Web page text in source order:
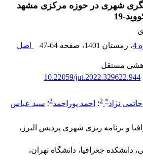
شهری در حوزه مرکزی مشهد
19
، زمستان 1401 ، صفحه 47-64
اصل
مستقل
10.22059/jut.2022.329622.944
نژاد*
2؛ احمد پوراحمد2؛ سید عباس
و برنامه ریزی شهری پردیس البرز،
دانشکده جغرافیا، دانشگاه تهران،